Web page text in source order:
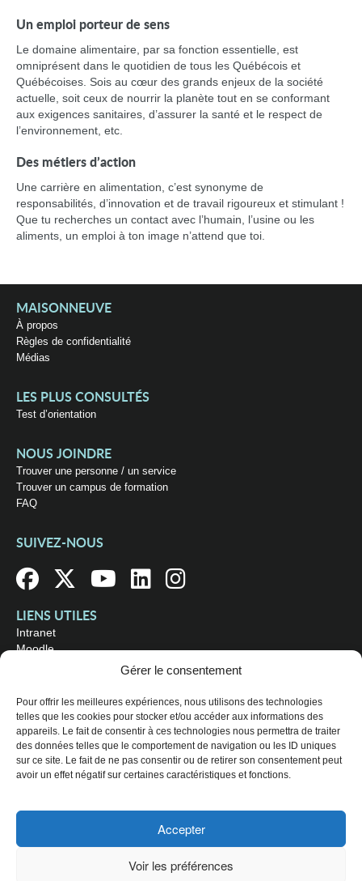
Gérer le consentement
Pour offrir les meilleures expériences, nous utilisons des technologies
telles que les cookies pour stocker et/ou accéder aux informations des
appareils. Le fait de consentir à ces technologies nous permettra de traiter
des données telles que le comportement de navigation ou les ID uniques
sur ce site. Le fait de ne pas consentir ou de retirer son consentement peut
avoir un effet négatif sur certaines caractéristiques et fonctions.
Accepter
Voir les préférences
Un emploi porteur de sens
Le domaine alimentaire, par sa fonction essentielle, est
omniprésent dans le quotidien de tous les Québécois et
Québécoises. Sois au cœur des grands enjeux de la société
actuelle, soit ceux de nourrir la planète tout en se conformant
aux exigences sanitaires, d’assurer la santé et le respect de
l’environnement, etc.
Des métiers d’action
Une carrière en alimentation, c’est synonyme de
responsabilités, d’innovation et de travail rigoureux et stimulant !
Que tu recherches un contact avec l’humain, l’usine ou les
aliments, un emploi à ton image n’attend que toi.
MAISONNEUVE
À propos
Règles de confidentialité
Médias
LES PLUS CONSULTÉS
Test d’orientation
NOUS JOINDRE
Trouver une personne / un service
Trouver un campus de formation
FAQ
SUIVEZ-NOUS
LIENS UTILES
Intranet
Moodle
OÙ NOUS TROUVER
Campus principal
3800, rue Sherbrooke Est
Montréal (Québec) H1X 2A2
Consultez lesheures d'ouverture
© 2026 Collège de Maisonneuve. Tous droits réservés.